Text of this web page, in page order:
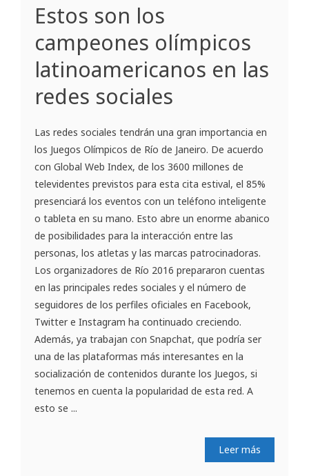
Estos son los
campeones olímpicos
latinoamericanos en las
redes sociales
Las redes sociales tendrán una gran importancia en
los Juegos Olímpicos de Río de Janeiro. De acuerdo
con Global Web Index, de los 3600 millones de
televidentes previstos para esta cita estival, el 85%
presenciará los eventos con un teléfono inteligente
o tableta en su mano. Esto abre un enorme abanico
de posibilidades para la interacción entre las
personas, los atletas y las marcas patrocinadoras.
Los organizadores de Río 2016 prepararon cuentas
en las principales redes sociales y el número de
seguidores de los perfiles oficiales en Facebook,
Twitter e Instagram ha continuado creciendo.
Además, ya trabajan con Snapchat, que podría ser
una de las plataformas más interesantes en la
socialización de contenidos durante los Juegos, si
tenemos en cuenta la popularidad de esta red. A
esto se ...
Leer más